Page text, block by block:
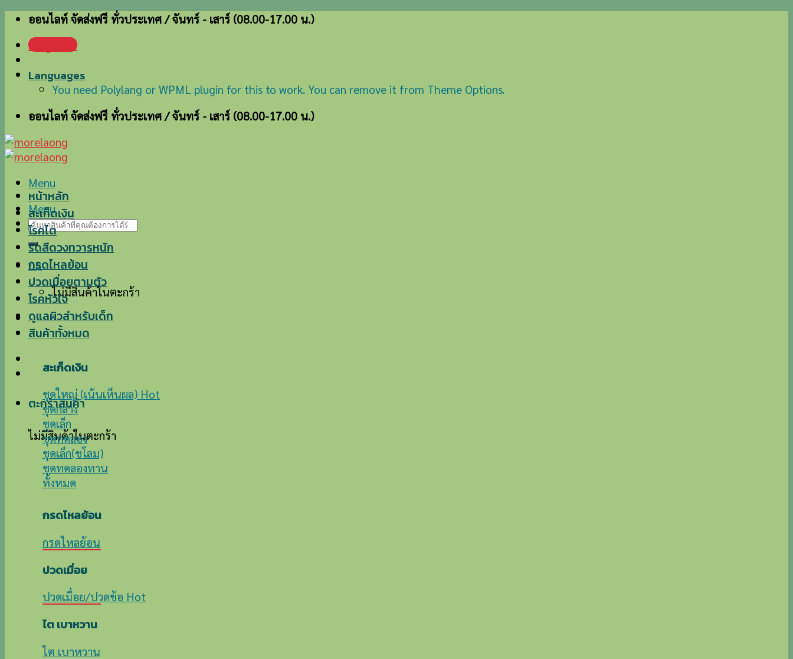
Skip
content
ออนไลท์ จัดส่งฟรี ทั่วประเทศ / จันทร์ - เสาร์ (08.00-17.00 น.)
เข้าสู่ระบบ
Languages
You need Polylang or WPML plugin for this to work. You can remove it from Theme Options.
ออนไลท์ จัดส่งฟรี ทั่วประเทศ / จันทร์ - เสาร์ (08.00-17.00 น.)
Menu
Menu
ค้นหา:
0฿
ไม่มีสินค้าในตะกร้า
ตะกร้าสินค้า
ไม่มีสินค้าในตะกร้า
หน้าหลัก
สะเก็ดเงิน
โรคไต
ริดสีดวงทวารหนัก
กรดไหลย้อน
ปวดเมื่อยตามตัว
โรคหัวใจ
ดูแลผิวสำหรับเด็ก
สินค้าทั้งหมด
สะเก็ดเงิน
ชุดใหญ่ (เน้นเห็นผล)
ชุดกลาง
ชุดเล็ก
ชุดทดลอง
ชุดเล็ก(ชโลม)
ชุดทดลองทาน
ทั้งหมด
กรดไหลย้อน
กรดไหลย้อน
ปวดเมื่อย
ปวดเมื่อย/ปวดข้อ
ไต เบาหวาน
ไต เบาหวาน